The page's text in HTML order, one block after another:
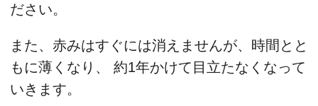
ださい。
また、赤みはすぐには消えませんが、時間とと
もに薄くなり、 約1年かけて目立たなくなって
いきます。